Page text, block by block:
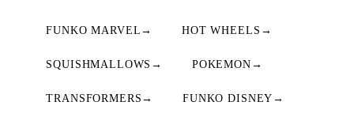
FUNKO MARVEL → HOT WHEELS →
SQUISHMALLOWS → POKEMON →
TRANSFORMERS → FUNKO DISNEY →